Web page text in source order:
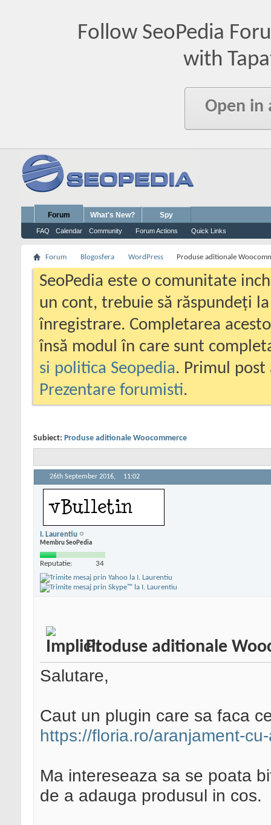
Follow SeoPedia
with
Open in
Forum
FAQ Calendar Community Forum Actions Quick Links
What's New? Spy
Forum Blogosfera WordPress Produse aditionale
SeoPedia este o comunitate
un cont, trebuie să răspundeți
înregistrare. Completarea
însă modul în care sunt
si politica Seopedia. Primul
Prezentare forumisti.
Subiect: Produse aditionale Woocommerce
26th September 2016, 11:02
I. Laurentiu
Membru SeoPedia
Reputatie: 34
Produse aditionale
Salutare,
Caut un plugin care sa faca
https://floria.ro/aranjament-
Ma intereseaza sa se poata
de a adauga produsul in cos.